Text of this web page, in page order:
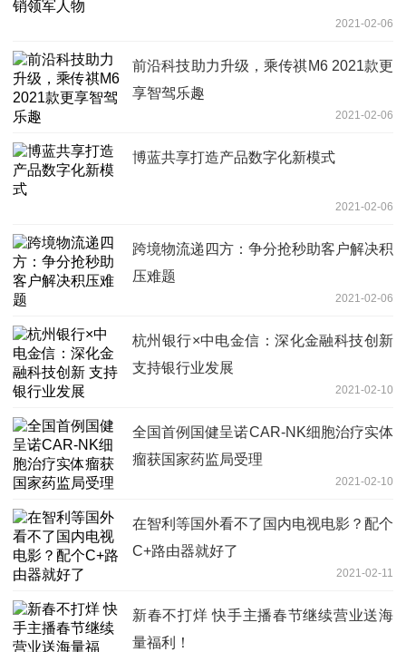
2021-02-06
前沿科技助力升级，乘传祺M6 2021款更
享智驾乐趣
2021-02-06
博蓝共享打造产品数字化新模式
2021-02-06
跨境物流递四方：争分抢秒助客户解决积
压难题
2021-02-06
杭州银行×中电金信：深化金融科技创新
支持银行业发展
2021-02-10
全国首例国健呈诺CAR-NK细胞治疗实体
瘤获国家药监局受理
2021-02-10
在智利等国外看不了国内电视电影？配个
C+路由器就好了
2021-02-11
新春不打烊 快手主播春节继续营业送海
量福利！